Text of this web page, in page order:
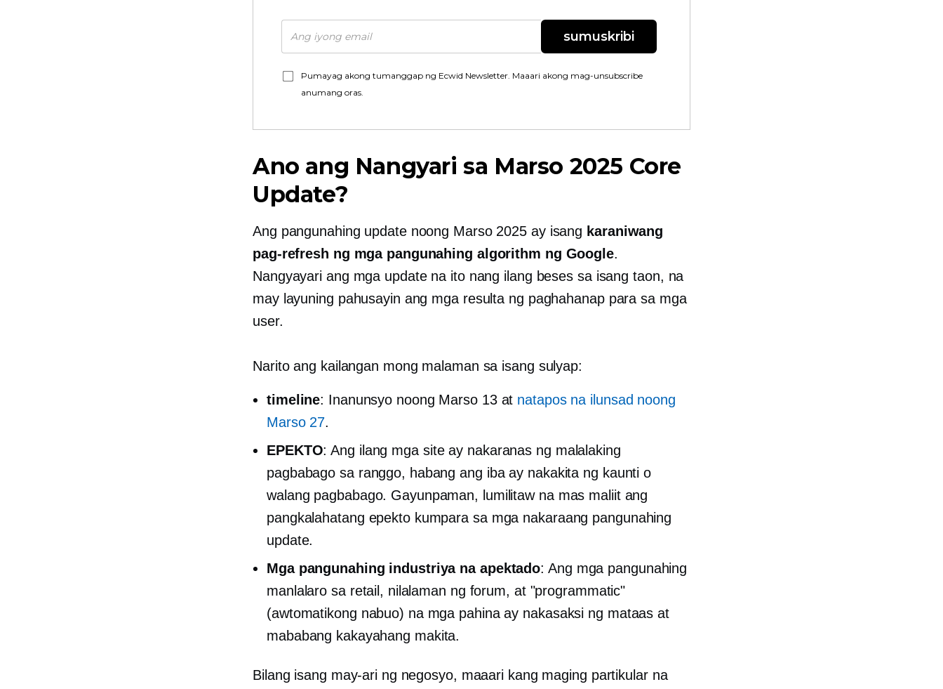
sumuskribi
Pumayag akong tumanggap ng Ecwid Newsletter. Maaari akong mag-unsubscribe
anumang oras.
Ano ang Nangyari sa Marso 2025 Core
Update?
Ang pangunahing update noong Marso 2025 ay isang karaniwang
pag-refresh ng mga pangunahing algorithm ng Google.
Nangyayari ang mga update na ito nang ilang beses sa isang taon, na
may layuning pahusayin ang mga resulta ng paghahanap para sa mga
user.
Narito ang kailangan mong malaman sa isang sulyap:
timeline: Inanunsyo noong Marso 13 at natapos na ilunsad noong
Marso 27.
EPEKTO: Ang ilang mga site ay nakaranas ng malalaking
pagbabago sa ranggo, habang ang iba ay nakakita ng kaunti o
walang pagbabago. Gayunpaman, lumilitaw na mas maliit ang
pangkalahatang epekto kumpara sa mga nakaraang pangunahing
update.
Mga pangunahing industriya na apektado: Ang mga pangunahing
manlalaro sa retail, nilalaman ng forum, at "programmatic"
(awtomatikong nabuo) na mga pahina ay nakasaksi ng mataas at
mababang kakayahang makita.
Bilang isang may-ari ng negosyo, maaari kang maging partikular na